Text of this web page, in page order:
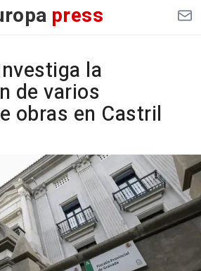
press
la
de varios
obras en Castril